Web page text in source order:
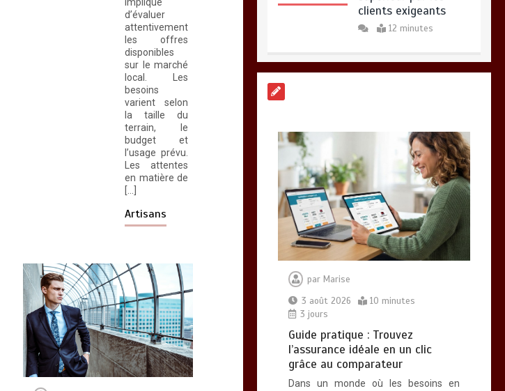
implique
d’évaluer
attentivement
les offres
disponibles
sur le marché
local. Les
besoins
varient selon
la taille du
terrain, le
budget et
l’usage prévu.
Les attentes
en matière de
[…]
Artisans
clients exigeants
12 minutes
comparateur
10 minutes
Comment choisir un
service de location de
vélo d’entreprise sur
Paris
gestion des temps et
des activités : les
avantages d’un
logiciel de gta
par Marise
3 août 2026
10 minutes
3 jours
Guide pratique : Trouvez
l’assurance idéale en un clic
grâce au comparateur
Dans un monde où les besoins en